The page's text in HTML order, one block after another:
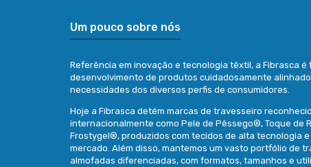
Um pouco sobre nós
Referência em inovação e tecnologia têxtil, a Fibrasca é
desenvolvimento de produtos cuidadosamente
necessidades dos diversos perfis de consumidores.
Hoje a Fibrasca detém marcas de travesseiro
internacionalmente como Pele de Pêssego®, Toque de
Frostygel®, produzidos com tecidos de alta tecnologia e
mercado. Além disso, mantemos um vasto portfólio de
almofadas diferenciadas, com formatos, tamanhos e